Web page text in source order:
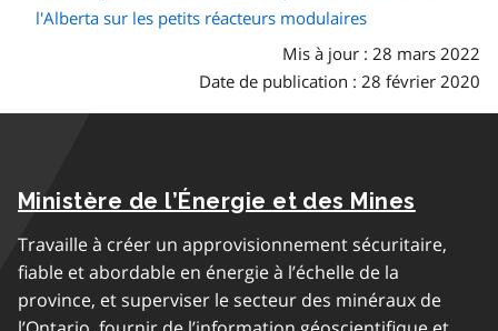
l'Alberta sur les petits réacteurs modulaires
Mis à jour : 28 mars 2022
Date de publication : 28 février 2020
Ministère de l’Énergie et des Mines
Travaille à créer un approvisionnement sécuritaire,
fiable et abordable en énergie à l’échelle de la
province, et superviser le secteur des minéraux de